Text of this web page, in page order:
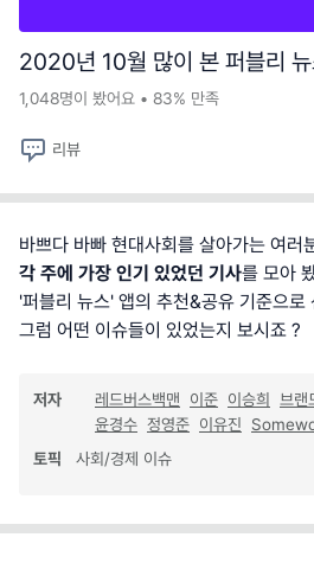
2020년 10월 많이 본 퍼블리
1,048명이 봤어요 • 83% 만족
리뷰
바쁘다 바빠 현대사회를 살아가는 여러
각 주에 가장 인기 있었던 기사를 모아
'퍼블리 뉴스' 앱의 추천&공유 기준으로
그럼 어떤 이슈들이 있었는지 보시죠 ?
저자 레드버스백맨 이준 이승희 브랜
윤경수 정영준 이유진
토픽
사회/경제 이슈